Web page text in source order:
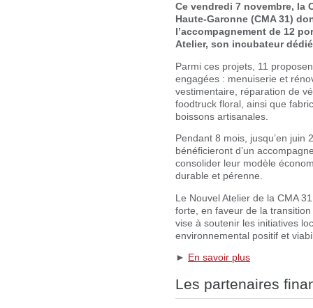
Ce vendredi 7 novembre, la
Haute-Garonne (CMA 31)
l’accompagnement de 12
Atelier, son incubateur
Parmi ces projets, 11
engagées : menuiserie et
vestimentaire, réparation de
foodtruck floral, ainsi que
boissons artisanales.
Pendant 8 mois, jusqu’en juin
bénéficieront d’un
consolider leur modèle
durable et pérenne.
Le Nouvel Atelier de la CMA
forte, en faveur de la
vise à soutenir les initiatives
environnemental positif et
► En savoir plus
Les partenaires